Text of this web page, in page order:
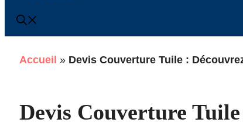
Accueil » Devis Couverture Tuile :
Devis Couverture